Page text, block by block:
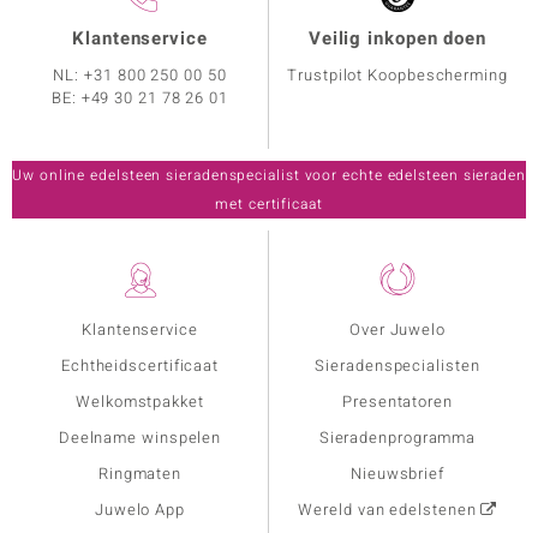
Klantenservice
Echtheidscertificaat
Welkomstpakket
Deelname winspelen
Ringmaten
Juwelo App
Over Juwelo
Sieradenspecialisten
Presentatoren
Sieradenprogramma
Nieuwsbrief
Wereld van edelstenen
Klantenservice
NL:+31 800 250 00 50
BE: +49 30 21 78 26 01
Veilig inkopen doen
Trustpilot Koopbescherming
Uw online edelsteen sieradenspecialist voor echte edelsteen sieraden
met certificaat